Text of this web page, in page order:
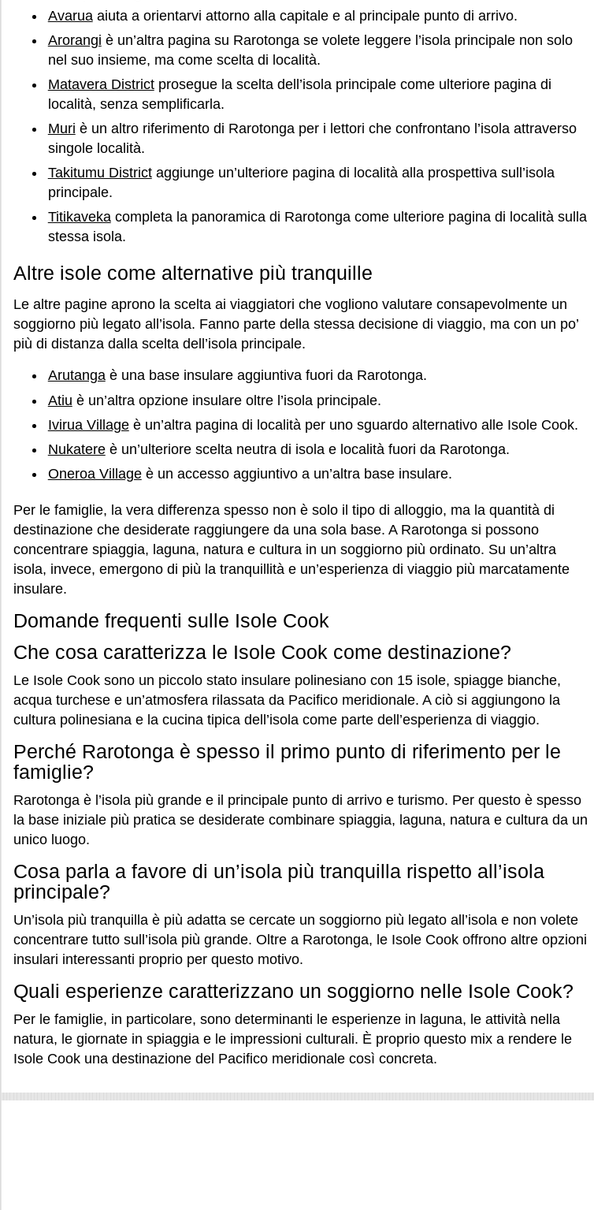
Avaruaaiuta a orientarvi attorno alla capitale e al principale punto di arrivo.
Arorangi è un’altra pagina su Rarotonga se volete leggere l’isola principale non solo
nel suo insieme, ma come scelta di località.
Matavera Districtprosegue la scelta dell’isola principale come ulteriore pagina di
località, senza semplificarla.
Muri è un altro riferimento di Rarotonga per i lettori che confrontano l’isola attraverso
singole località.
Takitumu Districtaggiunge un’ulteriore pagina di località alla prospettiva sull’isola
principale.
Titikavekacompleta la panoramica di Rarotonga come ulteriore pagina di località sulla
stessa isola.
Altre isole come alternative più tranquille
Le altre pagine aprono la scelta ai viaggiatori che vogliono valutare consapevolmente un
soggiorno più legato all’isola. Fanno parte della stessa decisione di viaggio, ma con un po’
più di distanza dalla scelta dell’isola principale.
Arutangaè una base insulare aggiuntiva fuori da Rarotonga.
Atiu è un’altra opzione insulare oltre l’isola principale.
Ivirua Villageè un’altra pagina di località per uno sguardo alternativo alle Isole Cook.
Nukatereè un’ulteriore scelta neutra di isola e località fuori da Rarotonga.
Oneroa Villageè un accesso aggiuntivo a un’altra base insulare.
Per le famiglie, la vera differenza spesso non è solo il tipo di alloggio, ma la quantità di
destinazione che desiderate raggiungere da una sola base. A Rarotonga si possono
concentrare spiaggia, laguna, natura e cultura in un soggiorno più ordinato. Su un’altra
isola, invece, emergono di più la tranquillità e un’esperienza di viaggio più marcatamente
insulare.
Domande frequenti sulle Isole Cook
Che cosa caratterizza le Isole Cook come destinazione?
Le Isole Cook sono un piccolo stato insulare polinesiano con 15 isole, spiagge bianche,
acqua turchese e un’atmosfera rilassata da Pacifico meridionale. A ciò si aggiungono la
cultura polinesiana e la cucina tipica dell’isola come parte dell’esperienza di viaggio.
Perché Rarotonga è spesso il primo punto di riferimento per le
famiglie?
Rarotonga è l’isola più grande e il principale punto di arrivo e turismo. Per questo è spesso
la base iniziale più pratica se desiderate combinare spiaggia, laguna, natura e cultura da un
unico luogo.
Cosa parla a favore di un’isola più tranquilla rispetto all’isola
principale?
Un’isola più tranquilla è più adatta se cercate un soggiorno più legato all’isola e non volete
concentrare tutto sull’isola più grande. Oltre a Rarotonga, le Isole Cook offrono altre opzioni
insulari interessanti proprio per questo motivo.
Quali esperienze caratterizzano un soggiorno nelle Isole Cook?
Per le famiglie, in particolare, sono determinanti le esperienze in laguna, le attività nella
natura, le giornate in spiaggia e le impressioni culturali. È proprio questo mix a rendere le
Isole Cook una destinazione del Pacifico meridionale così concreta.